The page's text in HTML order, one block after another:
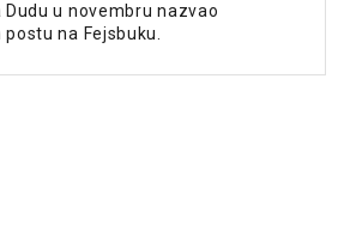
u novembru nazvao
na Fejsbuku.